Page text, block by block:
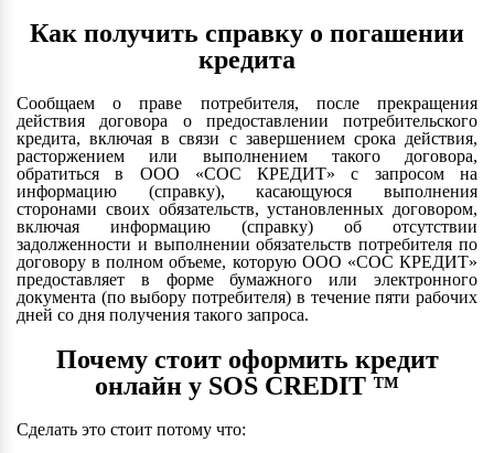
Как получить справку о погашении
кредита
Сообщаем о праве потребителя, после прекращения
действия договора о предоставлении потребительского
кредита, включая в связи с завершением срока действия,
расторжением или выполнением такого договора,
обратиться в ООО «СОС КРЕДИТ» с запросом на
информацию (справку), касающуюся выполнения
сторонами своих обязательств, установленных договором,
включая информацию (справку) об отсутствии
задолженности и выполнении обязательств потребителя по
договору в полном объеме, которую ООО «СОС КРЕДИТ»
предоставляет в форме бумажного или электронного
документа (по выбору потребителя) в течение пяти рабочих
дней со дня получения такого запроса.
Почему стоит оформить кредит
онлайн у SOS CREDIT ™
Сделать это стоит потому что: